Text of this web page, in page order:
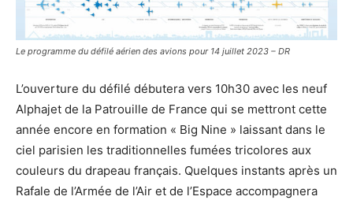
Le programme du défilé aérien des avions pour 14 juillet 2023 – DR
L’ouverture du défilé débutera vers 10h30 avec les neuf
Alphajet de la Patrouille de France qui se mettront cette
année encore en formation « Big Nine » laissant dans le
ciel parisien les traditionnelles fumées tricolores aux
couleurs du drapeau français. Quelques instants après un
Rafale de l’Armée de l’Air et de l’Espace accompagnera